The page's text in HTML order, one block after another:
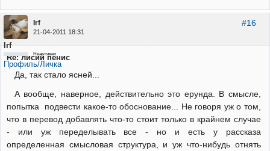
#16
Irf
21-04-2011 18:31
Irf
Неактивен
Профиль/Личка
Re: лисий пенис
Да, так стало ясней...
А вообще, наверное, действительно это ерунда. В смысле,
попытка подвести какое-то обоснование... Не говоря уж о том,
что в перевод добавлять что-то стоит только в крайнем случае
- или уж переделывать все - но и есть у рассказа
определенная смысловая структура, и уж что-нибудь отнять